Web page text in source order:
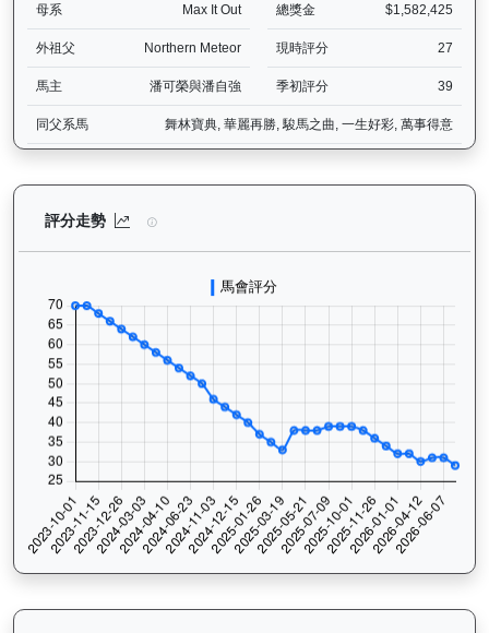
母系 Max It Out 總獎金 $1,582,425
外祖父 Northern Meteor 現時評分 27
馬主 潘可榮與潘自強 季初評分 39
同父系馬 舞林寶典, 華麗再勝, 駿馬之曲, 一生好彩, 萬事得意
評分走勢 威威父子（H419）— 評分走勢圖表：追蹤香